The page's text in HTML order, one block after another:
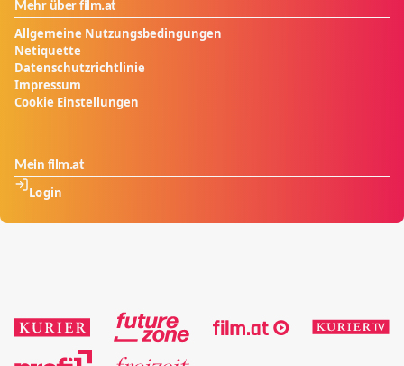
Mehr über film.at
Allgemeine Nutzungsbedingungen
Netiquette
Datenschutzrichtlinie
Impressum
Cookie Einstellungen
Mein film.at
Login